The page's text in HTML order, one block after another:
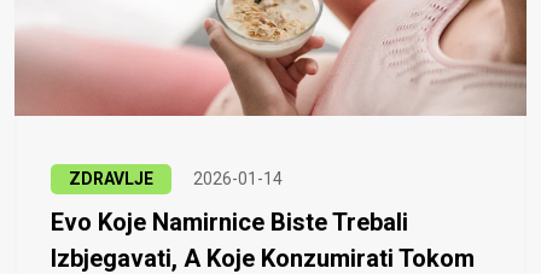
ZDRAVLJE 2026-01-14
Evo Koje Namirnice Biste Trebali
Izbjegavati, A Koje Konzumirati Tokom